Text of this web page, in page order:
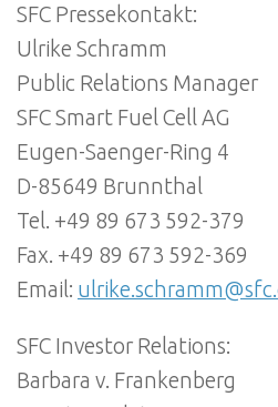
SFC Pressekontakt:
Ulrike Schramm
Public Relations Manager
SFC Smart Fuel Cell AG
Eugen-Saenger-Ring 4
D-85649 Brunnthal
Tel. +49 89 673 592-379
Fax. +49 89 673 592-369
Email:
SFC Investor Relations:
Barbara v. Frankenberg